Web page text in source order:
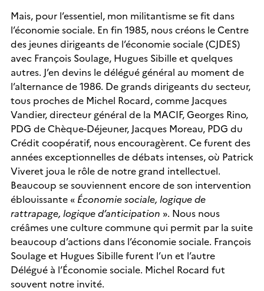
Mais, pour l’essentiel, mon militantisme se fit dans
l’économie sociale. En fin 1985, nous créons le Centre
des jeunes dirigeants de l’économie sociale (CJDES)
avec François Soulage, Hugues Sibille et quelques
autres. J’en devins le délégué général au moment de
l’alternance de 1986. De grands dirigeants du secteur,
tous proches de Michel Rocard, comme Jacques
Vandier, directeur général de la MACIF, Georges Rino,
PDG de Chèque-Déjeuner, Jacques Moreau, PDG du
Crédit coopératif, nous encouragèrent. Ce furent des
années exceptionnelles de débats intenses, où Patrick
Viveret joua le rôle de notre grand intellectuel.
Beaucoup se souviennent encore de son intervention
éblouissante « Économie sociale, logique de
rattrapage, logique d’anticipation ». Nous nous
créâmes une culture commune qui permit par la suite
beaucoup d’actions dans l’économie sociale. François
Soulage et Hugues Sibille furent l’un et l’autre
Délégué à l’Économie sociale. Michel Rocard fut
souvent notre invité.